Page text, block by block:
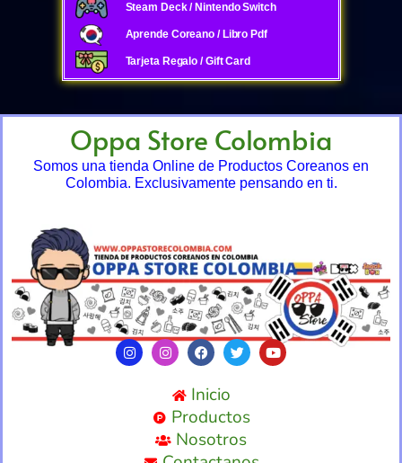
Steam Deck / Nintendo Switch
Aprende Coreano / Libro Pdf
Tarjeta Regalo / Gift Card
Oppa Store Colombia
Somos una tienda Online de Productos Coreanos en
Colombia. Exclusivamente pensando en ti.
Inicio
Productos
Nosotros